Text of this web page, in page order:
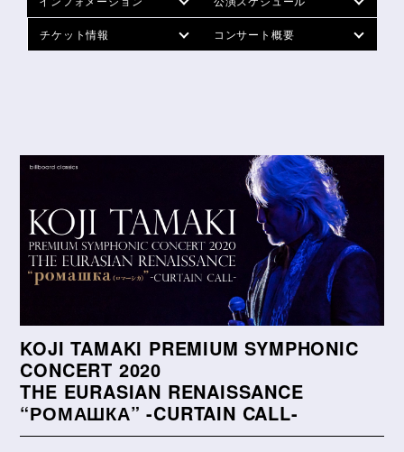
KOJI TAMAKI PREMIUM SYMPHONIC
CONCERT 2020
THE EURASIAN RENAISSANCE
“РОМАШКА” -CURTAIN CALL-
チケット情報 コンサート概要